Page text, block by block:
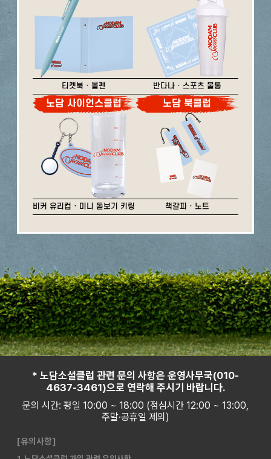
티켓북 · 볼펜 반다나 · 스포츠 물통
노담 사이언스클럽
비커 유리컵 · 미니 돋보기 키링
노담 북클럽
책갈피 · 노트
* 노담소셜클럽 관련 문의 사항은 운영사무국(010-
4637-3461)으로 연락해 주시기 바랍니다.
문의 시간: 평일 10:00 ~ 18:00 (점심시간 12:00 ~ 13:00,
주말·공휴일 제외)
[유의사항]